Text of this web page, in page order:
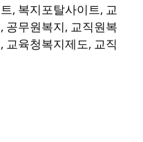
, 복지포탈사이트, 교
공무원복지, 교직원복
교육청복지제도, 교직